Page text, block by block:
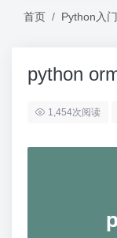
首页 Python入
python
1,454次阅读